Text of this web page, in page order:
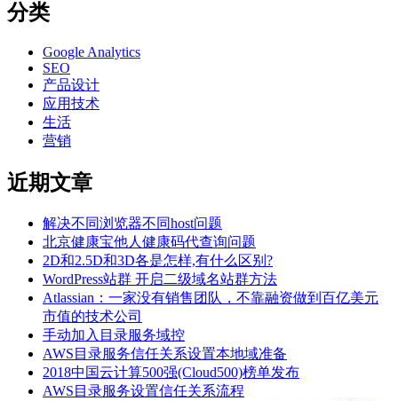
分类
Google Analytics
SEO
产品设计
应用技术
生活
营销
近期文章
解决不同浏览器不同host问题
北京健康宝他人健康码代查询问题
2D和2.5D和3D各是怎样,有什么区别?
WordPress站群 开启二级域名站群方法
Atlassian：一家没有销售团队，不靠融资做到百亿美元
市值的技术公司
手动加入目录服务域控
AWS目录服务信任关系设置本地域准备
2018中国云计算500强(Cloud500)榜单发布
AWS目录服务设置信任关系流程